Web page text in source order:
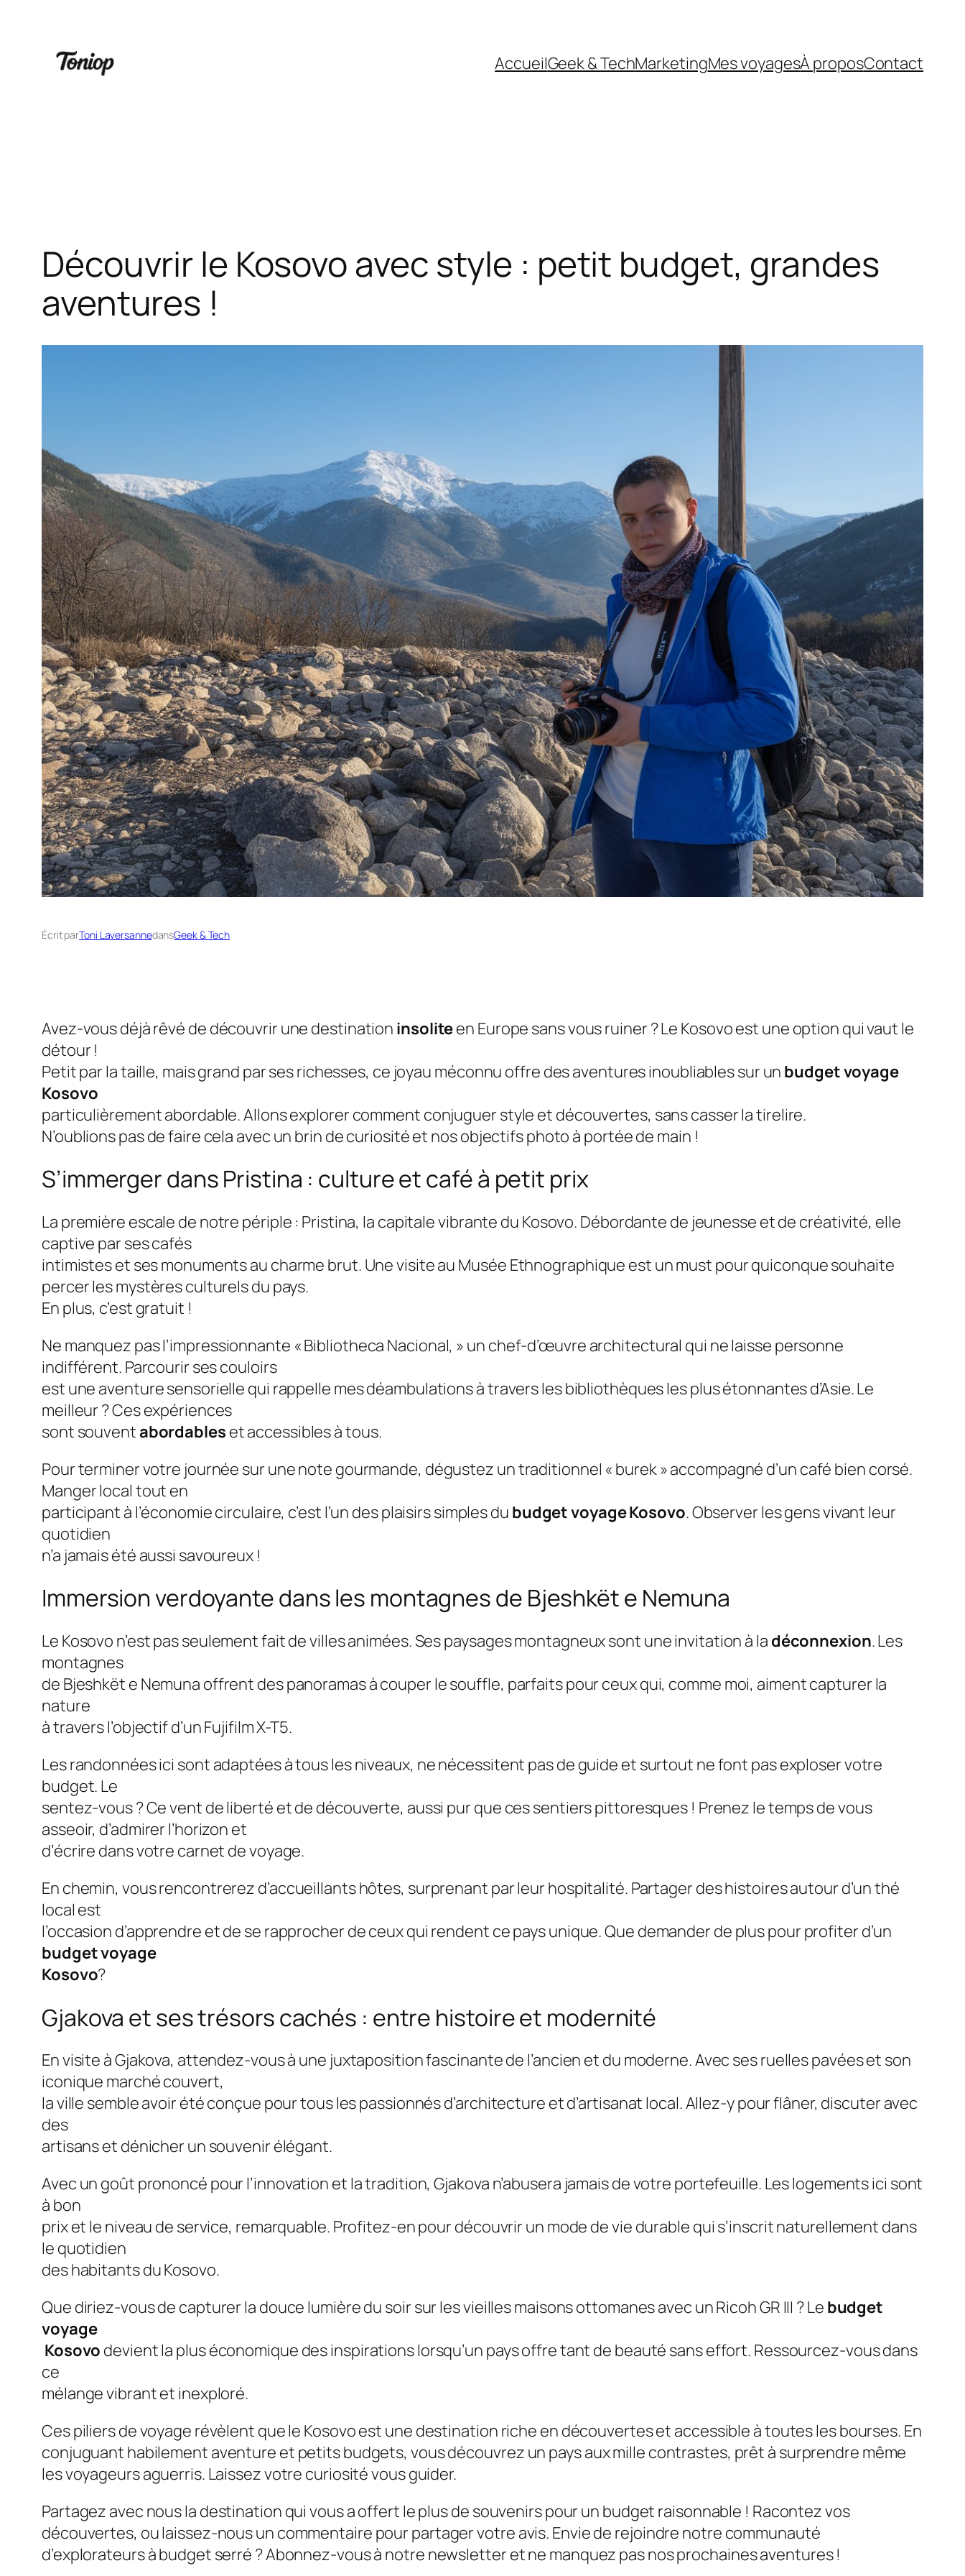
contenu
AccueilGeek & TechMarketingMes voyagesÀ proposContact
Découvrir le Kosovo avec style : petit budget, grandes
aventures !
Écrit parToni LaversannedansGeek & Tech
Avez-vous déjà rêvé de découvrir une destination insoliteen Europe sans vous ruiner ? Le Kosovo est une option qui vaut le
détour !
Petit par la taille, mais grand par ses richesses, ce joyau méconnu offre des aventures inoubliables sur un budget voyage
Kosovo
particulièrement abordable. Allons explorer comment conjuguer style et découvertes, sans casser la tirelire.
N’oublions pas de faire cela avec un brin de curiosité et nos objectifs photo à portée de main !
S’immerger dans Pristina : culture et café à petit prix
La première escale de notre périple : Pristina, la capitale vibrante du Kosovo. Débordante de jeunesse et de créativité, elle
captive par ses cafés
intimistes et ses monuments au charme brut. Une visite au Musée Ethnographique est un must pour quiconque souhaite
percer les mystères culturels du pays.
En plus, c’est gratuit !
Ne manquez pas l’impressionnante « Bibliotheca Nacional, » un chef-d’œuvre architectural qui ne laisse personne
indifférent. Parcourir ses couloirs
est une aventure sensorielle qui rappelle mes déambulations à travers les bibliothèques les plus étonnantes d’Asie. Le
meilleur ? Ces expériences
sont souventabordables et accessibles à tous.
Pour terminer votre journée sur une note gourmande, dégustez un traditionnel « burek » accompagné d’un café bien corsé.
Manger local tout en
participant à l’économie circulaire, c’est l’un des plaisirs simples du budget voyage Kosovo. Observer les gens vivant leur
quotidien
n’a jamais été aussi savoureux !
Immersion verdoyante dans les montagnes de Bjeshkët e Nemuna
Le Kosovo n’est pas seulement fait de villes animées. Ses paysages montagneux sont une invitation à la déconnexion. Les
montagnes
de Bjeshkët e Nemuna offrent des panoramas à couper le souffle, parfaits pour ceux qui, comme moi, aiment capturer la
nature
à travers l’objectif d’un Fujifilm X-T5.
Les randonnées ici sont adaptées à tous les niveaux, ne nécessitent pas de guide et surtout ne font pas exploser votre
budget. Le
sentez-vous ? Ce vent de liberté et de découverte, aussi pur que ces sentiers pittoresques ! Prenez le temps de vous
asseoir, d’admirer l’horizon et
d’écrire dans votre carnet de voyage.
En chemin, vous rencontrerez d’accueillants hôtes, surprenant par leur hospitalité. Partager des histoires autour d’un thé
local est
l’occasion d’apprendre et de se rapprocher de ceux qui rendent ce pays unique. Que demander de plus pour profiter d’un
budget voyage
Kosovo?
Gjakova et ses trésors cachés : entre histoire et modernité
En visite à Gjakova, attendez-vous à une juxtaposition fascinante de l’ancien et du moderne. Avec ses ruelles pavées et son
iconique marché couvert,
la ville semble avoir été conçue pour tous les passionnés d’architecture et d’artisanat local. Allez-y pour flâner, discuter avec
des
artisans et dénicher un souvenir élégant.
Avec un goût prononcé pour l’innovation et la tradition, Gjakova n’abusera jamais de votre portefeuille. Les logements ici sont
à bon
prix et le niveau de service, remarquable. Profitez-en pour découvrir un mode de vie durable qui s’inscrit naturellement dans
le quotidien
des habitants du Kosovo.
Que diriez-vous de capturer la douce lumière du soir sur les vieilles maisons ottomanes avec un Ricoh GR III ? Le budget
voyage
Kosovo devient la plus économique des inspirations lorsqu’un pays offre tant de beauté sans effort. Ressourcez-vous dans
ce
mélange vibrant et inexploré.
Ces piliers de voyage révèlent que le Kosovo est une destination riche en découvertes et accessible à toutes les bourses. En
conjuguant habilement aventure et petits budgets, vous découvrez un pays aux mille contrastes, prêt à surprendre même
les voyageurs aguerris. Laissez votre curiosité vous guider.
Partagez avec nous la destination qui vous a offert le plus de souvenirs pour un budget raisonnable ! Racontez vos
découvertes, ou laissez-nous un commentaire pour partager votre avis. Envie de rejoindre notre communauté
d’explorateurs à budget serré ? Abonnez-vous à notre newsletter et ne manquez pas nos prochaines aventures !